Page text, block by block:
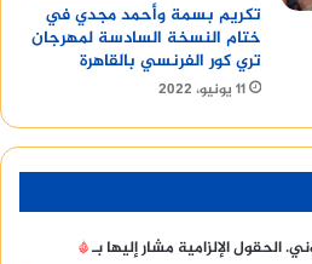
تكريم بسمة وأحمد مجدي في
ختام النسخة السادسة لمهرجان
تري كور الفرنسي بالقاهرة
11 يونيو، 2022
الحقول الإلزامية مشار إليها بـ*